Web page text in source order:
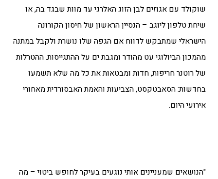
שוקולד עם אגוזים לבן הזוג האלרגי עד מוות שבגד בה, או
שיחת טלפון ליוגב – הנסיין הראשון של חיסון הקורונה
הישראלי שמתבקש לדווח אם הגפה שלו נושרת ולקבל במתנה
מהמכון הביולוגי עט מהודר ומגבת ים על ההתגייסות. ההטרלות
של רוטנר חריפות, חדות ומבטאות את כל מה שלא תשמעו
בחדשות: הסאבטקסט, הצביעות והאמת האבסורדית מאחורי
אירועי היום.
"הנושאים שמעניינים אותי נוגעים בעיקר לחופש ביטוי – מה